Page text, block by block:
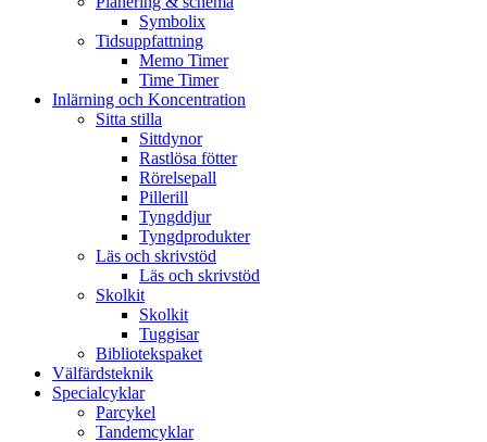
Symbolix
Tidsuppfattning
Memo Timer
Time Timer
Inlärning och Koncentration
Sitta stilla
Sittdynor
Rastlösa fötter
Rörelsepall
Pillerill
Tyngddjur
Tyngdprodukter
Läs och skrivstöd
Läs och skrivstöd
Skolkit
Skolkit
Tuggisar
Bibliotekspaket
Välfärdsteknik
Specialcyklar
Parcykel
Tandemcyklar